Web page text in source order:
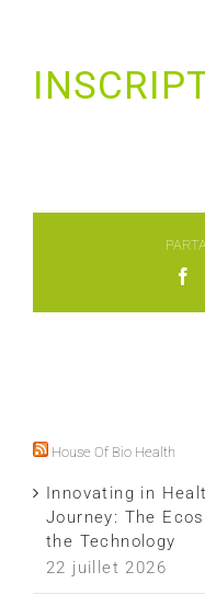
House Of Bio Health
Innovating in
Journey: The
the Technology
22 juillet 2026